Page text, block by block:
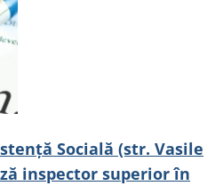
Socială (str. Vasile
inspector superior în